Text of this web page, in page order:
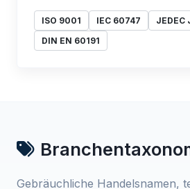
ISO 9001 IEC 60747
JEDEC
DIN EN 60191
Gebräuchliche Handelsnamen,